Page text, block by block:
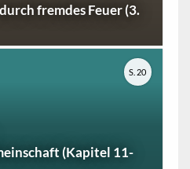
fremdes Feuer (3.
(Kapitel 11-
S. 20